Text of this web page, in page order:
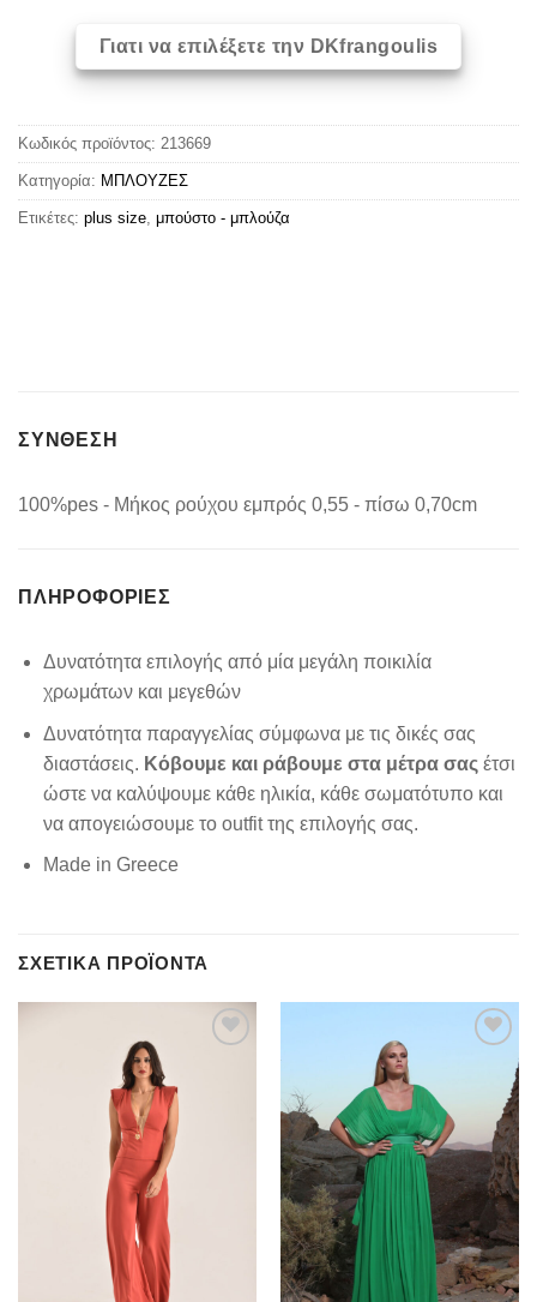
Γιατι να επιλέξετε την DKfrangoulis
Κωδικός προϊόντος: 213669
Κατηγορία: ΜΠΛΟΥΖΕΣ
Ετικέτες: plus size μπούστο - μπλούζα
ΣΥΝΘΕΣΗ
100%pes - Μήκος ρούχου εμπρός 0,55 - πίσω 0,70cm
ΠΛΗΡΟΦΟΡΊΕΣ
Δυνατότητα επιλογής από μία μεγάλη ποικιλία
χρωμάτων και μεγεθών
Δυνατότητα παραγγελίας σύμφωνα με τις δικές σας
διαστάσεις. Κόβουμε και ράβουμε στα μέτρα σας έτσι
ώστε να καλύψουμε κάθε ηλικία, κάθε σωματότυπο και
να απογειώσουμε το outfit της επιλογής σας.
Made in Greece
ΣΧΕΤΙΚΆ ΠΡΟΪΌΝΤΑ